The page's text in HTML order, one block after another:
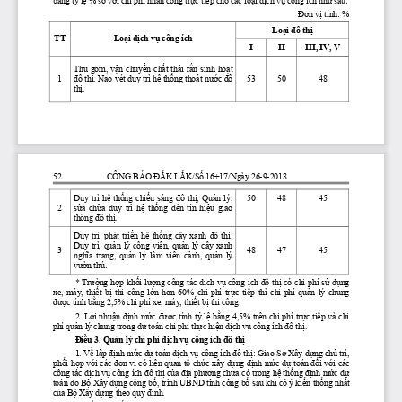
Đơn vị tính: %
TT Loại dịch vụ công ích
Loại đô thị
I
II III, IV, V
1
Thu  gom,  vận  chuyển  chất  thải rắn  sinh  hoạt
đô thị . Nạo vét duy trì hệthống thoát nước đô
thị
53 50 48
52 CÔNG BÁO ĐẮK LẮK/Số 16+17/Ngày 26-9-2018
2
Duy  trì  hệthống  chiếu  sáng đô thị; Quản  lý,
sửa  chữa  duy  trì hệ thống đèn  tín  hiệu  giao
thông đô thị
50 48 45
3
Duy  trì,  phát  triển  hệ thống  cây  xanh đô thị;
Duy  trì, quản  lý công  viên,  quản  lý cây xanh
nghĩa trang, quản  lý lâm  viên  cảnh,  quản  lý
vườn thú.
48 47 45
* Trường hợp khối lượng công tác dịch vụ công ích đô thị có chi phí sửdụng
xe,  máy, thiết  bị thi  công lớn hơn 60% chi phí trực  tiếp  thì  chi  phí  quản  lý  chung
được tính bằng 2,5% chi phí xe, máy, thiết bị thi công.
2. Lợi nhuận định mức được tính tỷ lệbằng 4,5% trên chi phí trực tiếp và chi
phí quản lý chung trong dựtoán chi phí thực hiện dịch vụ công ích đô thị
Điều 3. Quản lý chi phí dịch vụ công ích đô thị
1. Vềlập định mức dự toán dịch vụ công ích đô thị: Giao SởXây dựng chủ trì,
phối hợp với các đơn vị có liên quan tổ chức xây dựng định mức dựtoán đối với các
công tác dịch vụ công ích đô thị của địa phương chưa có trong hệthống định mức dự
toán do Bộ Xây dựng công bố, trình UBND tỉnh công bố sau khi có ý kiến thống nhất
của BộXây dựng theo quy định.